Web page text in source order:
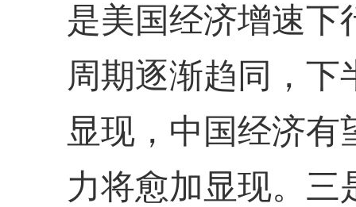
是美国经济增速下
周期逐渐趋同，下
显现，中国经济有
力将愈加显现。三